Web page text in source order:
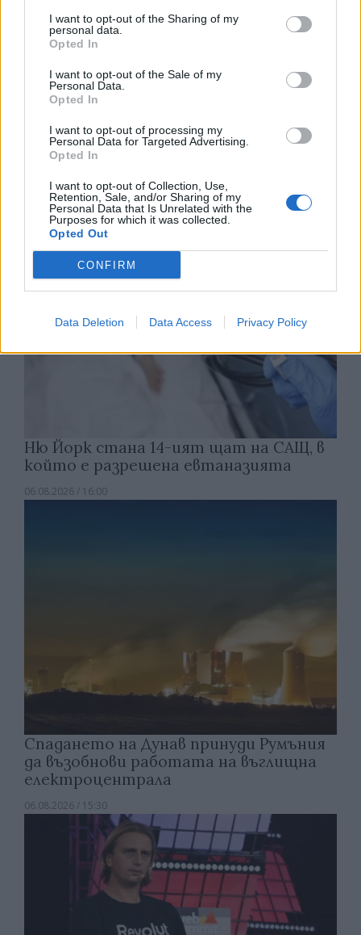
I want to opt-out of the Sharing of my
personal data.
Opted In
I want to opt-out of the Sale of my
Personal Data.
Opted In
I want to opt-out of processing my
Personal Data for Targeted Advertising.
Opted In
I want to opt-out of Collection, Use,
Retention, Sale, and/or Sharing of my
Personal Data that Is Unrelated with the
Purposes for which it was collected.
Opted Out
CONFIRM
Data Deletion Data Access Privacy Policy
Износът на електромобили от Китай
06.08.2026 / 16:30
Ню Йорк стана 14-ият щат на САЩ, в
който е разрешена евтаназията
06.08.2026 / 16:00
Спадането на Дунав принуди Румъния
да възобнови работата на въглищна
електроцентрала
06.08.2026 / 15:30